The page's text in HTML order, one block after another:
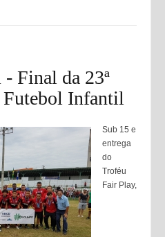
Final da 23ª
Infantil
Sub 15 e
entrega
do
Troféu
Fair Play,